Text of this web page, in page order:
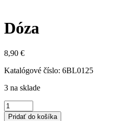
Dóza
8,90 €
Katalógové číslo: 6BL0125
3 na sklade
Pridať do košíka